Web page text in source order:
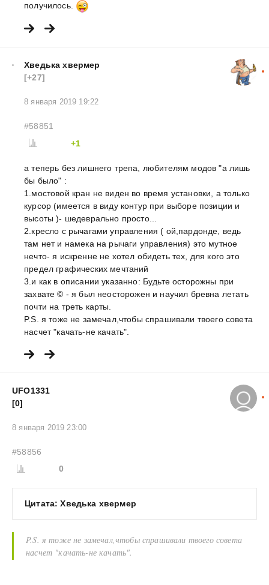
получилось.
Хведька хвермер
[+27]
8 января 2019 19:22
#58851
+1
а теперь без лишнего трепа, любителям модов "а лишь
бы было" :
1.мостовой кран не виден во время установки, а только
курсор (имеется в виду контур при выборе позиции и
высоты )- шедеврально просто...
2.кресло с рычагами управления ( ой,пардонде, ведь
там нет и намека на рычаги управления) это мутное
нечто- я искренне не хотел обидеть тех, для кого это
предел графических мечтаний
3.и как в описании указанно: Будьте осторожны при
захвате © - я был неосторожен и научил бревна летать
почти на треть карты.
P.S. я тоже не замечал,чтобы спрашивали твоего совета
насчет "качать-не качать".
UFO1331
[0]
8 января 2019 23:00
#58856
0
Цитата: Хведька хвермер
P.S. я тоже не замечал,чтобы спрашивали твоего совета
насчет "качать-не качать".